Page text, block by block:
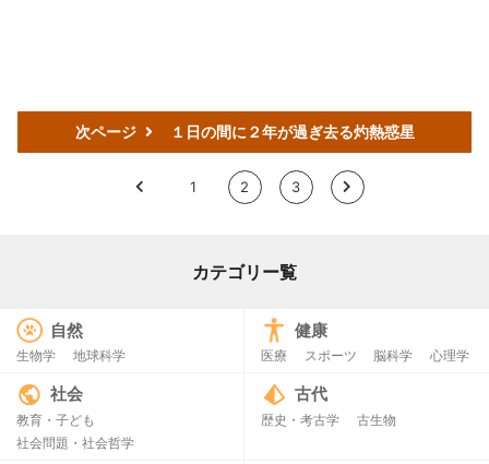
次ページ １日の間に２年が過ぎ去る灼熱惑星
< 1 2 3 >
カテゴリー覧
自然
生物学 地球科学
健康
医療 スポーツ 脳科学 心理学
社会
教育・子ども
社会問題・社会哲学
古代
歴史・考古学 古生物